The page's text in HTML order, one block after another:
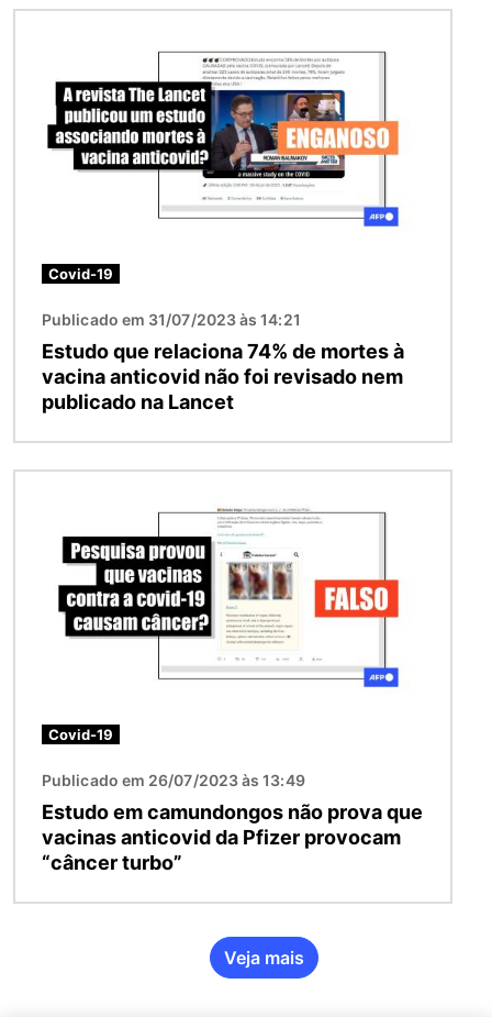
Covid-19
Publicado em 31/07/2023 às 14:21
Estudo que relaciona 74% de mortes à
vacina anticovid não foi revisado nem
publicado na Lancet
Covid-19
Publicado em 26/07/2023 às 13:49
Estudo em camundongos não prova que
vacinas anticovid da Pfizer provocam
“câncer turbo”
Veja mais